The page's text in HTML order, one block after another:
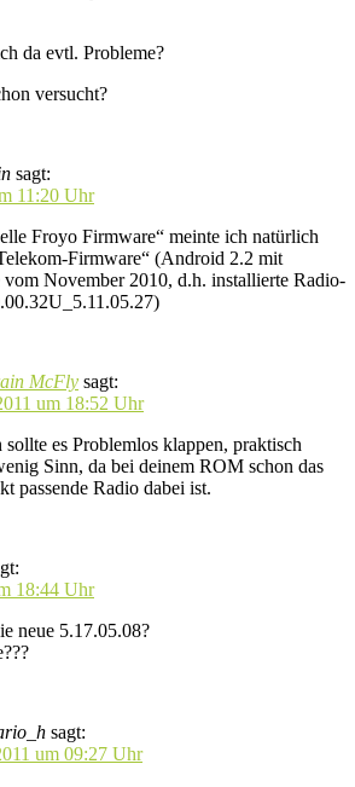
da evtl. Probleme?
versucht?
sagt:
11:20 Uhr
Froyo Firmware“ meinte ich natürlich
Firmware“ (Android 2.2 mit
November 2010, d.h. installierte Radio-
McFly sagt:
um 18:52 Uhr
sollte es Problemlos klappen, praktisch
Sinn, da bei deinem ROM schon das
passende Radio dabei ist.
18:44 Uhr
neue 5.17.05.08?
sagt:
um 09:27 Uhr